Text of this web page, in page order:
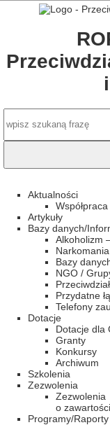
Aktualności
Współpraca
Artykuły
Bazy danych/
Alkoholizm
Bazy
NGO /
Przydatne
Telefony
Dotacje
Dotacje dla
Granty
Konkursy
Archiwum
Szkolenia
Zezwolenia
o
Programy/Raporty